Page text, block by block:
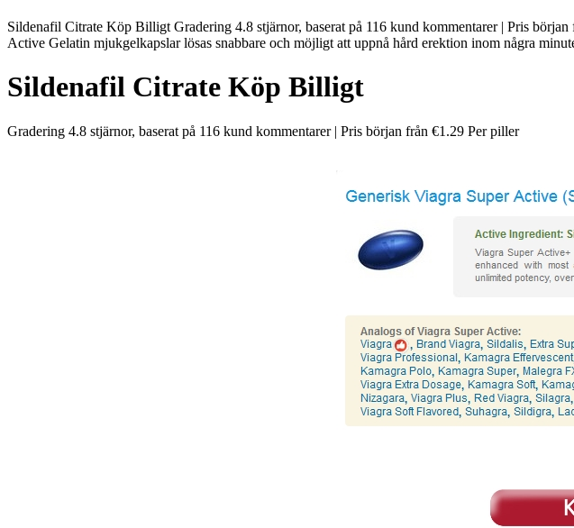
Sildenafil Citrate Köp Billigt Gradering 4.8 stjärnor, baserat på 116 kund kommentarer | Pris
Active Gelatin mjukgelkapslar lösas snabbare och möjligt att uppnå hård erektion inom några
Sildenafil Citrate Köp Billigt
Gradering 4.8 stjärnor, baserat på 116 kund kommentarer| Pris början från €1.29 Per piller